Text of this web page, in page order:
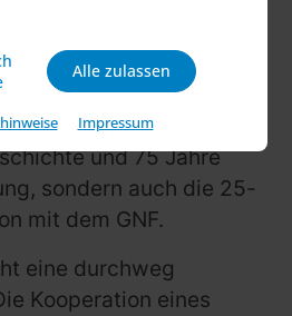
Alle zulassen
Impressum
Reinigung von
ein Jahr der Jubiläen:
feiert nicht nur 90 Jahre
und 75 Jahre
sondern auch die 25-
mit dem GNF.
eine durchweg
Kooperation eines